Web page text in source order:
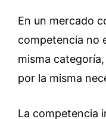
En un mercado
competencia no
misma
por la misma
La competencia